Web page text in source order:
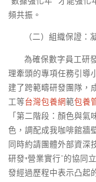
頻共振。
（二）組織保證：
為確保數字員工研
理牽頭的專項任務引導
建了跨範疇研發團隊，
工等台灣包養網範包養
「第二階段：顏色與
色，調配成我咖啡館牆
同時約請團體外部資深
研發+營業實行”的協同
發經過歷程中表示凸起